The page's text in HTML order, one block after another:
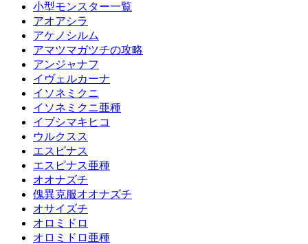
小型モンスター一覧
アオアシラ
アケノシルム
アマツマガツチの攻略
アンジャナフ
イヴェルカーナ
イソネミクニ
イソネミクニ亜種
イブシマキヒコ
ウルクスス
エスピナス
エスピナス亜種
オオナズチ
傀異克服オオナズチ
オサイズチ
オロミドロ
オロミドロ亜種